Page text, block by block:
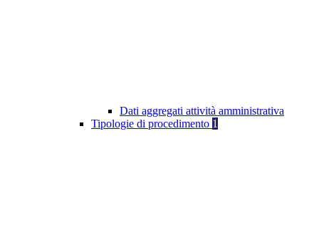
Dati aggregati attività amministrativa
Tipologie di procedimento 1